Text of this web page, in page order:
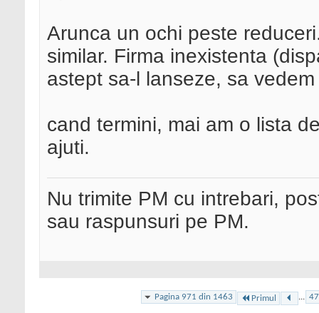
Arunca un ochi peste
similar. Firma inexistenta
astept sa-l lanseze, sa
cand termini, mai am o lista
ajuti.
Nu trimite PM cu intrebari,
sau raspunsuri pe PM.
Pagina 971 din 1463 Primul ...